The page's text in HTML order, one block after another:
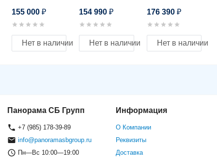
Оператор ECO
155 000 ₽
Нет в наличии
154 990₽
Нет в наличии
176 390 ₽
Нет в наличии
Панорама СБ Групп
+7 (985) 178-39-89
info@panoramasbgroup.ru
Пн—Вс 10:00—19:00
Информация
О Компании
Реквизиты
Доставка